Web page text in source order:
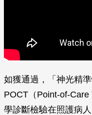
如獲通過，「神光精
POCT（Point-of-
學診斷檢驗在照護病